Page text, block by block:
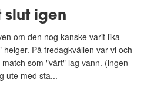
slut igen
om den nog kanske varit lika
På fredagkvällen var vi och
som "vårt" lag vann. (ingen
ute med sta...